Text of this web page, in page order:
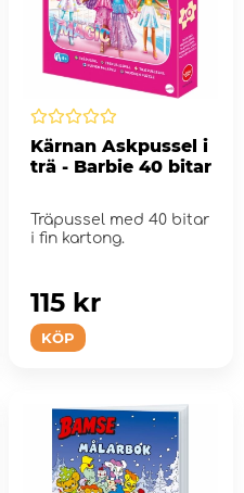
Kärnan Askpussel i
trä - Barbie 40 bitar
Träpussel med 40 bitar
i fin kartong.
KÖP
115 kr